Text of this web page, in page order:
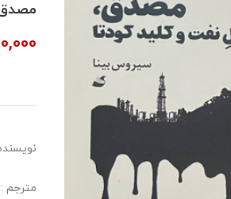
مترجم